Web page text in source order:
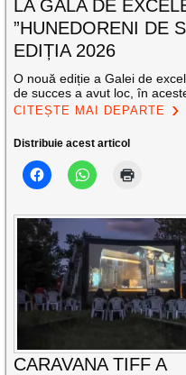
LA GALA DE
”HUNEDORENI DE
EDIȚIA 2026
O nouă ediție a Galei de
de succes a avut loc, în
CITEȘTE MAI DEPARTE
Distribuie acest articol
CARAVANA TIFF A